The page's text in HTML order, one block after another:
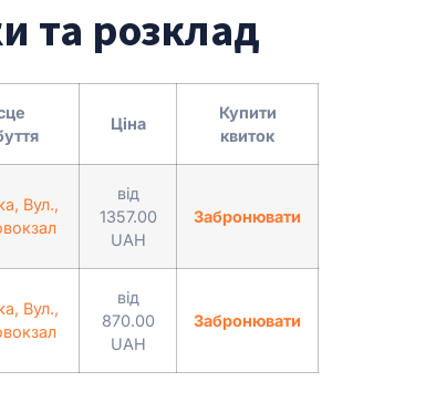
та розклад
Ціна
Купити
квиток
Вул.,
від
1357.00
UAH
Забронювати
Вул.,
від
870.00
UAH
Забронювати